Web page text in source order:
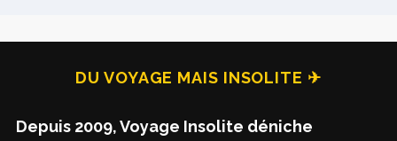
DU VOYAGE MAIS INSOLITE ✈
Depuis 2009, Voyage Insolite déniche